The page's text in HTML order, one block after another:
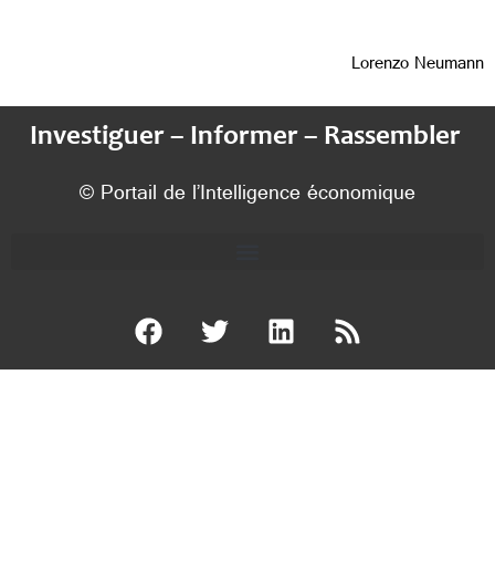
Lorenzo Neumann
Investiguer – Informer – Rassembler
© Portail de l’Intelligence économique